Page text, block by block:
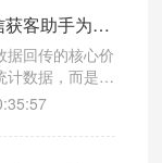
据实时同步至
讯等广告后台，
降低获客成本
添加企业微信获客助手为什么需要数据回传？
据回传的核心价
计数据，而是用
校准广告模
跑越高；搭配合